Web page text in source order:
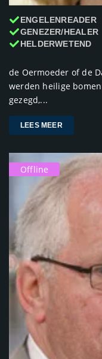
ENGELENREADER
GENEZER/HEALER
HELDERWETEND
de Oermoeder of de
werden heilige
gezegd,...
LEES MEER
Offline